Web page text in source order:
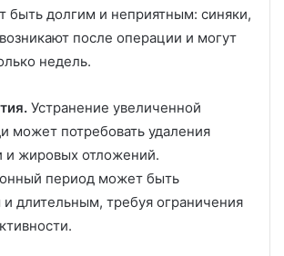
быть долгим и неприятным: синяки,
после операции и могут
недель.
Устранение увеличенной
может потребовать удаления
и жировых отложений.
период может быть
длительным, требуя ограничения